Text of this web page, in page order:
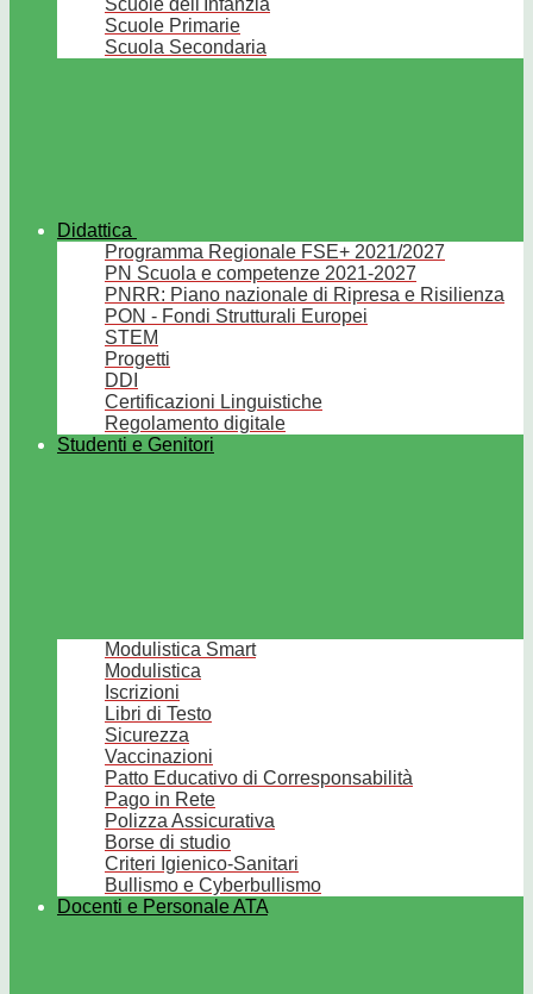
Scuole dell'Infanzia
Scuole Primarie
Scuola Secondaria
Didattica
Programma Regionale FSE+ 2021/2027
PN Scuola e competenze 2021-2027
PNRR: Piano nazionale di Ripresa e Risilienza
PON - Fondi Strutturali Europei
STEM
Progetti
DDI
Certificazioni Linguistiche
Regolamento digitale
Studenti e Genitori
Modulistica Smart
Modulistica
Iscrizioni
Libri di Testo
Sicurezza
Vaccinazioni
Patto Educativo di Corresponsabilità
Pago in Rete
Polizza Assicurativa
Borse di studio
Criteri Igienico-Sanitari
Bullismo e Cyberbullismo
Docenti e Personale ATA